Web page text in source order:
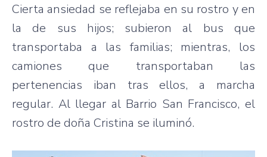
Cierta ansiedad se reflejaba en su rostro y en
la de sus hijos; subieron al bus que
transportaba a las familias; mientras, los
camiones que transportaban las
pertenencias iban tras ellos, a marcha
regular. Al llegar al Barrio San Francisco, el
rostro de doña Cristina se iluminó.